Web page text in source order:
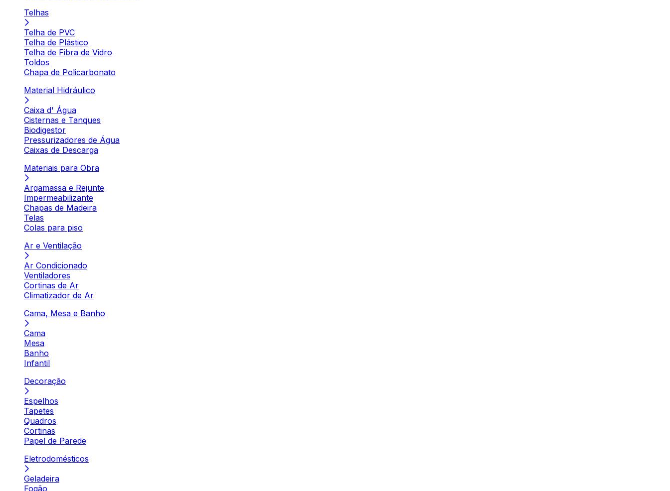
Telhas
Telha de PVC
Telha de Plástico
Telha de Fibra de Vidro
Toldos
Chapa de Policarbonato
Material Hidráulico
Caixa d' Água
Cisternas e Tanques
Biodigestor
Pressurizadores de Água
Caixas de Descarga
Materiais para Obra
Argamassa e Rejunte
Impermeabilizante
Chapas de Madeira
Telas
Colas para piso
Ar e Ventilação
Ar Condicionado
Ventiladores
Cortinas de Ar
Climatizador de Ar
Cama, Mesa e Banho
Cama
Mesa
Banho
Infantil
Decoração
Espelhos
Tapetes
Quadros
Cortinas
Papel de Parede
Eletrodomésticos
Geladeira
Fogão